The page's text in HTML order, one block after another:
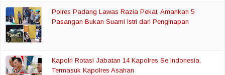
Polres Padang Lawas Razia Pekat, Amankan 5
Pasangan Bukan Suami Istri dari Penginapan
Kapolri Rotasi Jabatan 14 Kapolres Se Indonesia,
Termasuk Kapolres Asahan